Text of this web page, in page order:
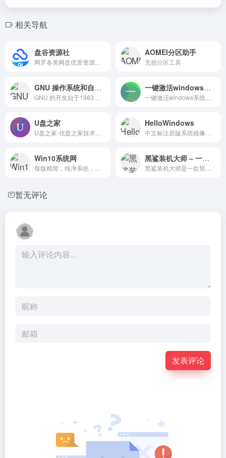
相关导航
盘谷资源社 AOMEI分区助手
无损分区工具
GNU 操作系统和自由软件运动 一键激活windows系统和office软件
U盘之家 HelloWindows
Win10系统网 黑鲨装机大师 – 一键重装系统、U盘装系统交流平台
暂无评论
发表评论